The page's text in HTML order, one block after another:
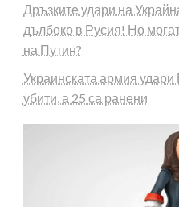
Дръзките удари на
дълбоко в Русия! Но
на Путин?
Украинската армия
убити, а 25 са ранени